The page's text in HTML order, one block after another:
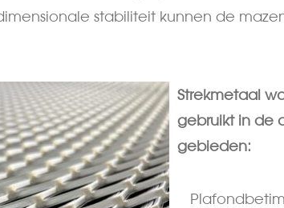
stabiliteit kunnen de
Strekmetaal
gebruikt in de
gebieden: